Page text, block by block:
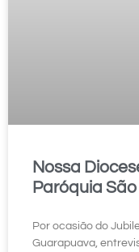
Nossa
Paróquia
Por ocasião do
Guarapuava,